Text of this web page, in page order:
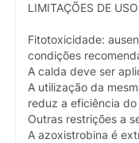
LIMITAÇÕES DE USO
Fitotoxicidade:
condições
A calda deve ser
A utilização da
reduz a eficiência
Outras restrições a
A azoxistrobina é